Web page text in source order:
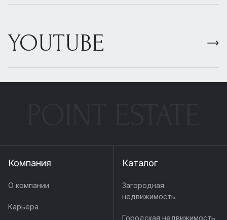
YOUTUBE
Компания
О компании
Карьера
Каталог
Загородная
недвижимость
Городская недвижимость